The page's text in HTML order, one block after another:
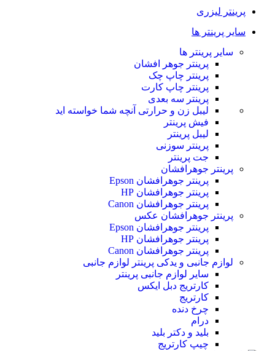
پرینتر لیزری
سایر پرینتر ها
سایر پرینتر ها
پرینتر جوهر افشان
پرینتر چاپ چک
پرینتر چاپ کارت
پرینتر سه بعدی
لیبل زن و حرارتی آنچه شما خواسته اید
فیش پرینتر
لیبل پرینتر
پرینتر سوزنی
جت پرینتر
پرینتر جوهرافشان
پرینتر جوهرافشان Epson
پرینتر جوهرافشان HP
پرینتر جوهرافشان Canon
پرینتر جوهرافشان عکس
پرینتر جوهرافشان Epson
پرینتر جوهرافشان HP
پرینتر جوهرافشان Canon
لوازم جانبی و یدکی پرینتر لوازم جانبی
سایر لوازم جانبی پرینتر
کارتریج دبل ایکس
کارتریج
چرخ دنده
درام
بلید و دکتر بلید
چیپ کارتریج